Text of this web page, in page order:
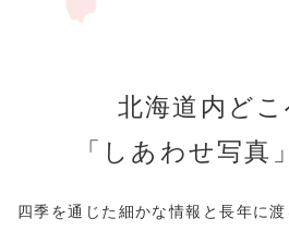
北海道内どこ
「しあわせ写真
四季を通じた細かな情報と長年に